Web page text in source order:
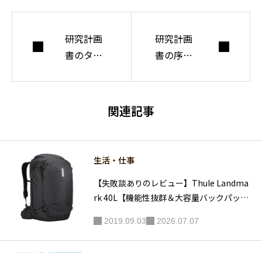
研究計画
書のタイ
研究計画
書の序論
フ】
関連記事
生活・仕事
【失敗談ありのレビュー】Thule Landma
rk 40L【機能性抜群＆大容量バックパッ
2019.09.03 2026.07.07